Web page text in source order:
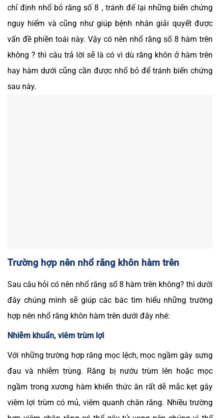
chỉ định nhổ bỏ răng số 8 , tránh để lại những biến chứng
nguy hiểm và cũng như giúp bệnh nhân giải quyết được
vấn đề phiền toái này. Vậy có nên nhổ răng số 8 hàm trên
không ? thì câu trả lời sẽ là có vì dù răng khôn ở hàm trên
hay hàm dưới cũng cần được nhổ bỏ để tránh biến chứng
sau này.
Trường hợp nên nhổ răng khôn hàm trên
Sau câu hỏi có nên nhổ răng số 8 hàm trên không? thì dưới
đây chúng mình sẽ giúp các bác tìm hiểu những trường
hợp nên nhổ răng khôn hàm trên dưới đây nhé:
Nhiễm khuẩn, viêm trùm lợi
Với những trường hợp răng mọc lệch, mọc ngầm gây sưng
đau và nhiễm trùng. Răng bị nướu trùm lên hoặc mọc
ngầm trong xương hàm khiến thức ăn rất dễ mắc kẹt gây
viêm lợi trùm có mủ, viêm quanh chân răng. Nhiều trường